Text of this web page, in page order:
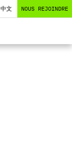
中文 NOUS REJOINDRE